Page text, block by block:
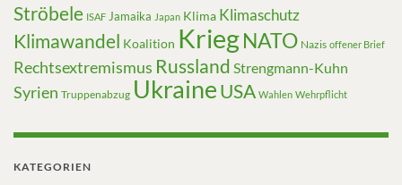
Ströbele ISAF Jamaika Japan Klima Klimaschutz
Klimawandel Koalition KriegNATO Nazis offener Brief
Rechtsextremismus Russland Strengmann-Kuhn
Syrien Truppenabzug UkraineUSA Wahlen Wehrpflicht
KATEGORIEN